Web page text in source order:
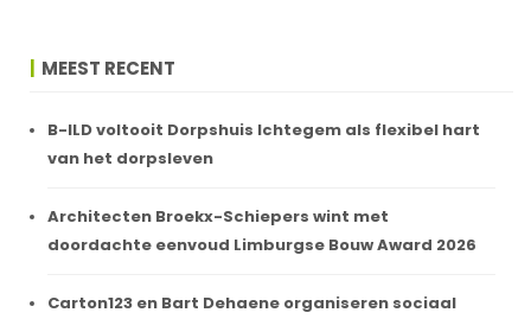
MEEST RECENT
B-ILD voltooit Dorpshuis Ichtegem als flexibel hart
van het dorpsleven
Architecten Broekx-Schiepers wint met
doordachte eenvoud Limburgse Bouw Award 2026
Carton123 en Bart Dehaene organiseren sociaal